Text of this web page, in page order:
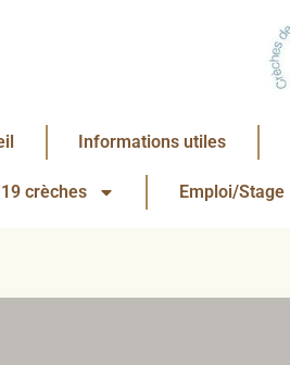
Informations utiles
crèches Emploi/Stage